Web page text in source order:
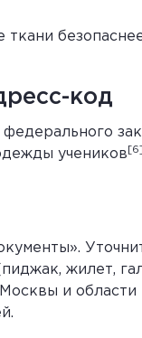
код
федерального
учеников [6]
жилет,
и области